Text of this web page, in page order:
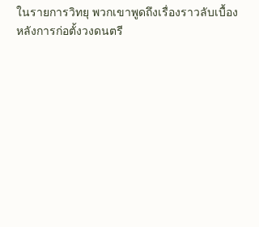
ในรายการวิทยุ พวกเขาพูดถึงเรื่องราวลับเบื้อง
หลังการก่อตั้งวงดนตรี